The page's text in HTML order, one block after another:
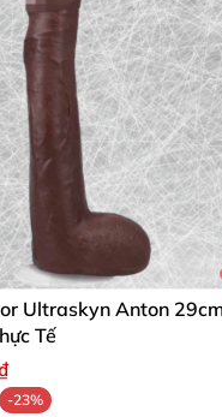
Ultraskyn Anton 29cm
Tế
-23%